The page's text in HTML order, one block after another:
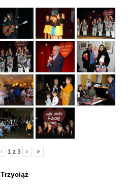
‹ 1 z 3 › »
Trzyciąż